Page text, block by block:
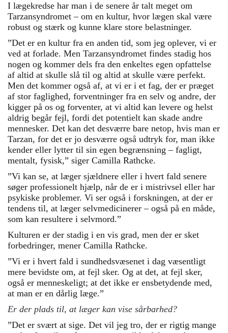
I lægekredse har man i de senere år talt meget om
Tarzansyndromet – om en kultur, hvor lægen skal være
robust og stærk og kunne klare store belastninger.
”Det er en kultur fra en anden tid, som jeg oplever, vi er
ved at forlade. Men Tarzan­syndromet findes stadig hos
nogen og kommer dels fra den enkeltes egen opfattelse
af altid at skulle slå til og altid at skulle være perfekt.
Men det kommer også af, at vi er i et fag, der er præget
af stor faglighed, forventninger fra en selv og andre, der
kigger på os og forventer, at vi altid kan levere og helst
aldrig begår fejl, fordi det potentielt kan skade andre
mennesker. Det kan det desværre bare netop, hvis man er
Tarzan, for det er jo desværre også udtryk for, man ikke
kender eller lytter til sin egen begrænsning – fagligt,
mentalt, fysisk,” siger Camilla Rathcke.
”Vi kan se, at læger sjældnere eller i hvert fald senere
søger professionelt hjælp, når de er i mistrivsel eller har
psykiske problemer. Vi ser også i forskningen, at der er
tendens til, at læger selvmedicinerer – også på en måde,
som kan resultere i selvmord.”
Kulturen er der stadig i en vis grad, men der er sket
forbedringer, mener Camilla Rathcke.
”Vi er i hvert fald i sundhedsvæsenet i dag væsentligt
mere bevidste om, at fejl sker. Og at det, at fejl sker,
også er menneskeligt; at det ikke er ensbetydende med,
at man er en dårlig læge.”
Er der plads til, at læger kan vise sårbarhed?
”Det er svært at sige. Det vil jeg tro, der er rigtig mange